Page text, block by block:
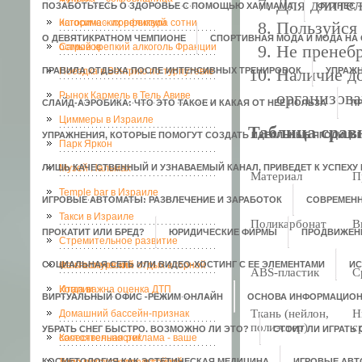
ПОЗАБОТЬТЕСЬ О ЗДОРОВЬЕ С ПОМОЩЬЮ ХАММАМА ФИТНЕС
О ДЕВЯТИКРАТНОМ ЧЕМПИОНЕ СПОРТИВНАЯ МОДА И МОДА НА
ПРАВИЛА ОТДЫХА ПОСЛЕ ИНТЕНСИВНЫХ ТРЕНИРОВОК
СЛАЙД-АЭРОБИКА: ЧТО ЭТО ТАКОЕ И КАКАЯ ОТ НЕЕ ПОЛЬЗА
УПРАЖНЕНИЯ, КОТОРЫЕ ПОМОГУТ СОЗДАТЬ ИДЕАЛЬНЫЕ ЯГОДИЦЫ
ЛИШЬ КАЧЕСТВЕННЫЙ И УЗНАВАЕМЫЙ КАНАЛ, ПРИВЕДЕТ К УСПЕХУ
ИГРОВЫЕ АВТОМАТЫ: РАЗВЛЕЧЕНИЕ И ЗАРАБОТОК
ПРОКАТИТ ИЛИ БРЕД? ЮРИДИЧЕСКИЕ ФИРМЫ
СОЦИАЛЬНАЯ СЕТЬ ИЛИ ВИДЕО-ХОСТИНГ С ЕЕ ЭЛЕМЕНТАМИ
ВИРТУАЛЬНЫЙ ОФИС -РЕЖИМ ОНЛАЙН ОСНОВА
УБРАТЬ СНЕГ БЫСТРО. ВОЗМОЖНО ЛИ ЭТО? СТОИТ ЛИ ИГРАТЬ
исторических реликвий
Кагосима – префектура сотни
островов
Самый крепкий алкоголь Франции
Поездка в Венгрию по турпутевке
Рынок Кармель в Тель Авиве
Циммеры в Израиле
Парк Яркон
Музей Пальмах
Temple bar в Израиле
Такси в Израиле
Стремительное развитие
кальянокурения
Фантастический отдых в горной
Италии
Когда важна оценка ДТП
Домашний бассейн-признак
состоятельности!
Качественная реклама - ваше
Для
Не
Наличие
Таблица
Материал
Поликарбонат
ABS-пластик
Ткань (нейлон,
полиэстер)